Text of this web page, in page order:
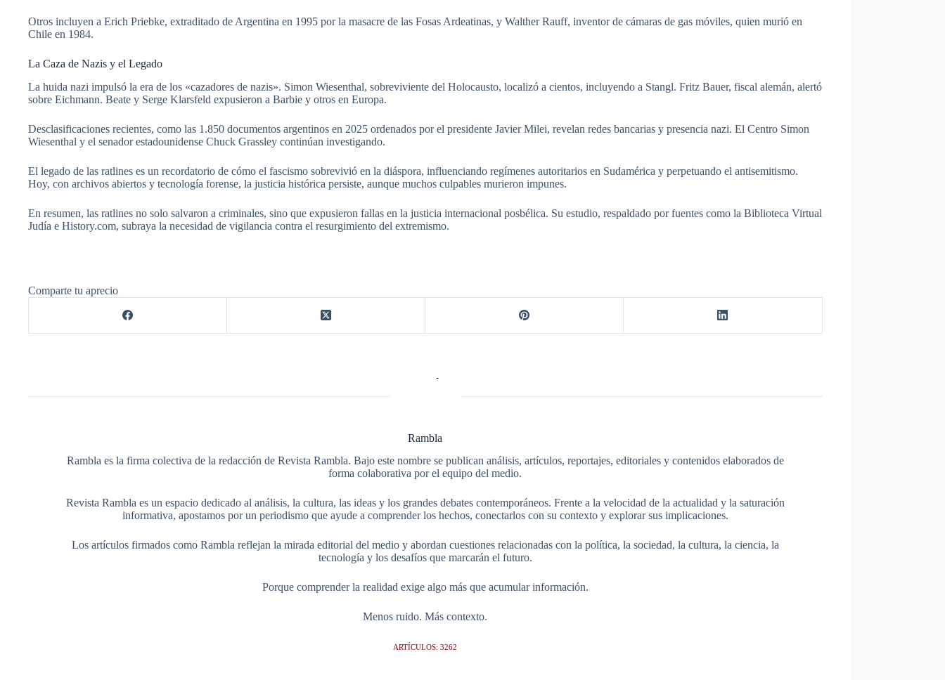
Otros incluyen a Erich Priebke, extraditado de Argentina en 1995 por la masacre de las Fosas Ardeatinas, y Walther Rauff, inventor de cámaras de gas móviles, quien murió en
Chile en 1984.
La Caza de Nazis y el Legado
La huida nazi impulsó la era de los «cazadores de nazis». Simon Wiesenthal, sobreviviente del Holocausto, localizó a cientos, incluyendo a Stangl. Fritz Bauer, fiscal alemán, alertó
sobre Eichmann. Beate y Serge Klarsfeld expusieron a Barbie y otros en Europa.
Desclasificaciones recientes, como las 1.850 documentos argentinos en 2025 ordenados por el presidente Javier Milei, revelan redes bancarias y presencia nazi. El Centro Simon
Wiesenthal y el senador estadounidense Chuck Grassley continúan investigando.
El legado de las ratlines es un recordatorio de cómo el fascismo sobrevivió en la diáspora, influenciando regímenes autoritarios en Sudamérica y perpetuando el antisemitismo.
Hoy, con archivos abiertos y tecnología forense, la justicia histórica persiste, aunque muchos culpables murieron impunes.
En resumen, las ratlines no solo salvaron a criminales, sino que expusieron fallas en la justicia internacional posbélica. Su estudio, respaldado por fuentes como la Biblioteca Virtual
Judía e History.com, subraya la necesidad de vigilancia contra el resurgimiento del extremismo.
Comparte tu aprecio
Rambla
Rambla es la firma colectiva de la redacción de Revista Rambla. Bajo este nombre se publican análisis, artículos, reportajes, editoriales y contenidos elaborados de
forma colaborativa por el equipo del medio.
Revista Rambla es un espacio dedicado al análisis, la cultura, las ideas y los grandes debates contemporáneos. Frente a la velocidad de la actualidad y la saturación
informativa, apostamos por un periodismo que ayude a comprender los hechos, conectarlos con su contexto y explorar sus implicaciones.
Los artículos firmados como Rambla reflejan la mirada editorial del medio y abordan cuestiones relacionadas con la política, la sociedad, la cultura, la ciencia, la
tecnología y los desafíos que marcarán el futuro.
Porque comprender la realidad exige algo más que acumular información.
Menos ruido. Más contexto.
ARTÍCULOS: 3262